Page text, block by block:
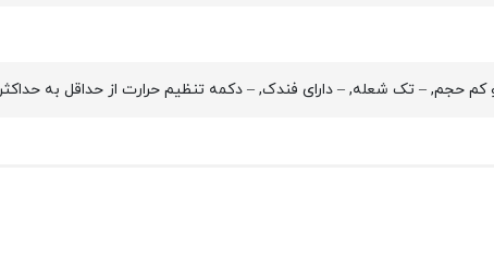
– تک شعله, – دارای فندک, – دکمه تنظیم حرارت از حداقل به حداکثر,